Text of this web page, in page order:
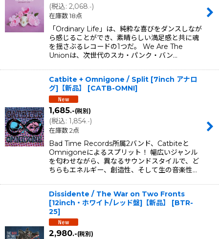
(税込: 2,068 .-)
在庫数 18点
「Ordinary Life」は、純粋な喜びをダンスしなが
ら感じることができ、素晴らしい満足感と共に魂
を揺さぶるレコードの1つだ。 We Are The
Unionは、次世代のスカ・パンク・バン…
Catbite + Omnigone / Split [7inch アナロ
グ]【新品】
[CATB-OMNI]
1,685.-(税別)
(税込: 1,854 .-)
在庫数 2点
Bad Time Records所属2バンド、Catbiteと
Omnigoneによるスプリット！ 幅広いジャンル
を匂わせながら、異なるサウンドスタイルで、ど
ちらもエネルギー、創造性、そして生の音楽性…
Dissidente ‎/ The War on Two Fronts
[12inch・ホワイト/レッド盤]【新品】
[BTR-
25]
2,980.-(税別)